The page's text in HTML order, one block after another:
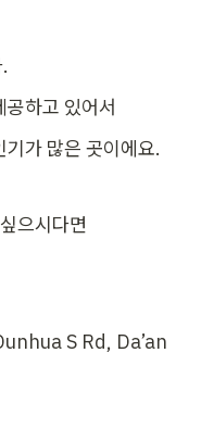
하고 있어서
가 많은 곳이에요.
으시다면
S Rd, Da’an